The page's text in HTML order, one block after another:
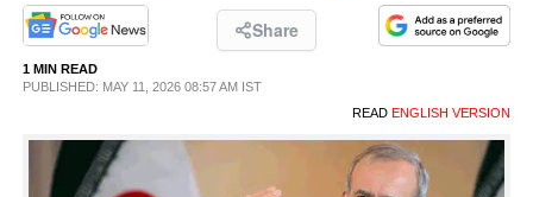
PHOTOS
LIFESTYLE
SPIRITUAL
Share
1 MIN READ
PUBLISHED: MAY 11, 2026 08:57 AM IST
READ ENGLISH VERSION